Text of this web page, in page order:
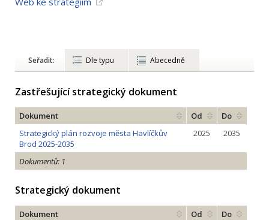
Seřadit: Dle typu Abecedně
Zastřešující strategický dokument
Dokument Od
Do
Strategický plán rozvoje města Havlíčkův
Brod 2025-2035
2025 2035
Dokumentů: 1
Strategický dokument
Dokument Od
Do